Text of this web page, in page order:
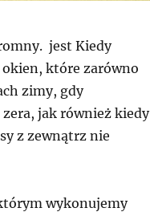
jest Kiedy
okien, które zarówno
zimy, gdy
jak również kiedy
z zewnątrz nie
wykonujemy